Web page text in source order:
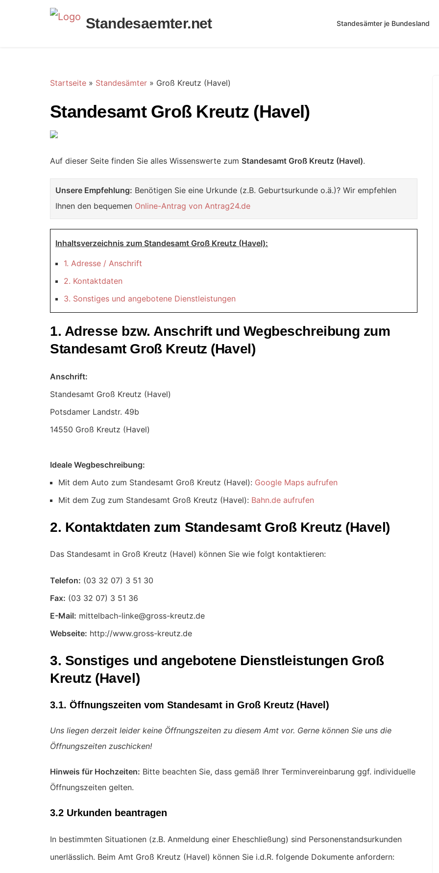
Standesaemter.net Standesämter je Bundesland
Startseite » Standesämter » Groß Kreutz (Havel)
Standesamt Groß Kreutz (Havel)
Auf dieser Seite finden Sie alles Wissenswerte zum Standesamt Groß Kreutz (Havel).
Unsere Empfehlung: Benötigen Sie eine Urkunde (z.B. Geburtsurkunde o.ä.)? Wir empfehlen
Ihnen den bequemen Online-Antrag von Antrag24.de
Inhaltsverzeichnis zum Standesamt Groß Kreutz (Havel):
1. Adresse / Anschrift
2. Kontaktdaten
3. Sonstiges und angebotene Dienstleistungen
1. Adresse bzw. Anschrift und Wegbeschreibung zum
Standesamt Groß Kreutz (Havel)
Anschrift:
Standesamt Groß Kreutz (Havel)
14550 Groß Kreutz (Havel)
Ideale Wegbeschreibung:
Mit dem Auto zum Standesamt Groß Kreutz (Havel): Google Maps aufrufen
Mit dem Zug zum Standesamt Groß Kreutz (Havel): Bahn.de aufrufen
2. Kontaktdaten zum Standesamt Groß Kreutz (Havel)
Das Standesamt in Groß Kreutz (Havel) können Sie wie folgt kontaktieren:
Telefon:
Fax:
E-Mail:
Webseite: http://www.gross-kreutz.de
3. Sonstiges und angebotene Dienstleistungen Groß
Kreutz (Havel)
3.1. Öffnungszeiten vom Standesamt in Groß Kreutz (Havel)
Uns liegen derzeit leider keine Öffnungszeiten zu diesem Amt vor. Gerne können Sie uns die
Öffnungszeiten zuschicken!
Hinweis für Hochzeiten: Bitte beachten Sie, dass gemäß Ihrer Terminvereinbarung ggf. individuelle
Öffnungszeiten gelten.
3.2 Urkunden beantragen
In bestimmten Situationen (z.B. Anmeldung einer Eheschließung) sind Personenstandsurkunden
unerlässlich. Beim Amt Groß Kreutz (Havel) können Sie i.d.R. folgende Dokumente anfordern: